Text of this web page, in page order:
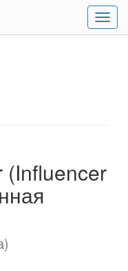
Меню
(Influencer